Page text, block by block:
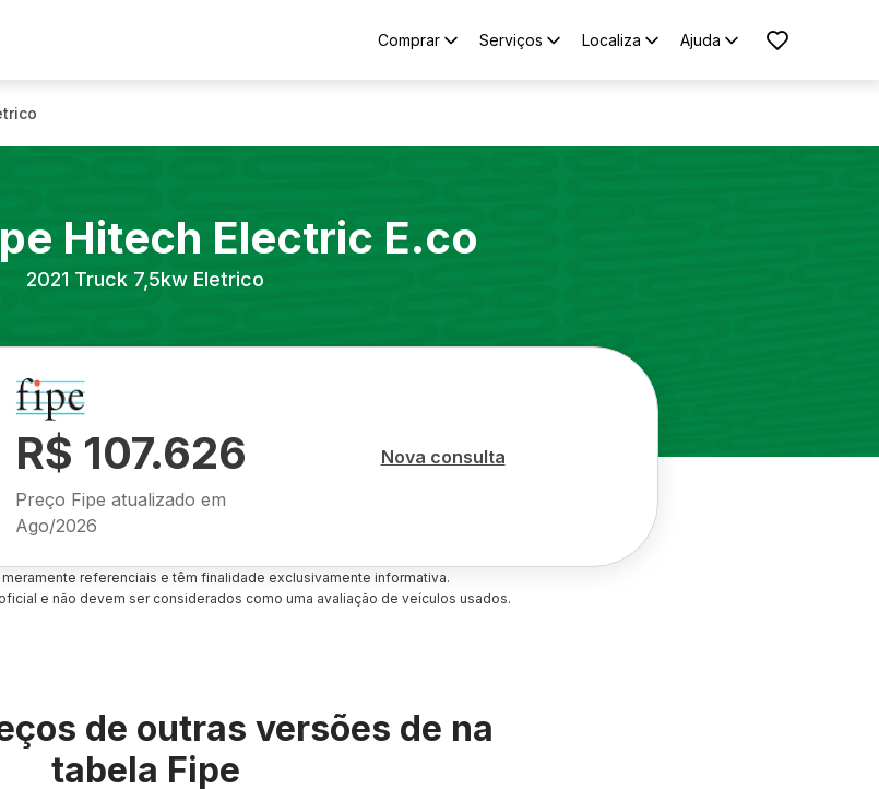
Comprar Serviços Localiza Ajuda
Hitech Electric E.co
2021 Truck 7,5kw Eletrico
R$ 107.626
Preço Fipe atualizado em
Ago/2026
Nova consulta
referenciais e têm finalidade exclusivamente informativa.
e não devem ser considerados como uma avaliação de veículos usados.
de outras versões de na
tabela Fipe